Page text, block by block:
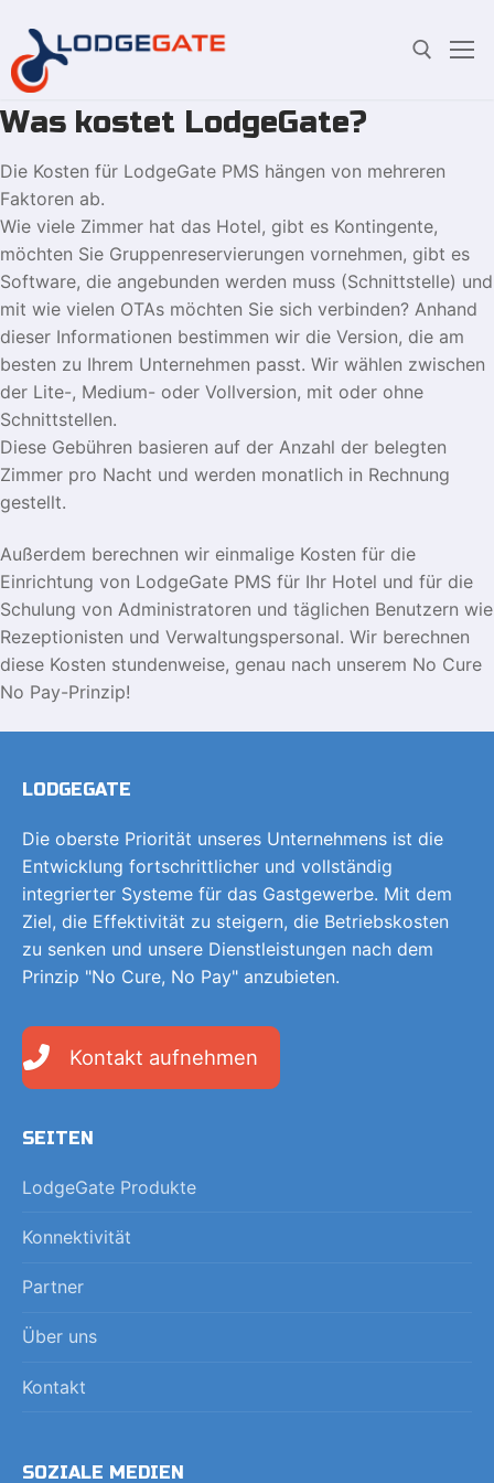
Zum
springen
Suchen Sie nach:
Was kostet LodgeGate?
Die Kosten für LodgeGate PMS hängen von mehreren
Faktoren ab.
Wie viele Zimmer hat das Hotel, gibt es Kontingente,
möchten Sie Gruppenreservierungen vornehmen, gibt es
Software, die angebunden werden muss (Schnittstelle) und
mit wie vielen OTAs möchten Sie sich verbinden? Anhand
dieser Informationen bestimmen wir die Version, die am
besten zu Ihrem Unternehmen passt. Wir wählen zwischen
der Lite-, Medium- oder Vollversion, mit oder ohne
Schnittstellen.
Diese Gebühren basieren auf der Anzahl der belegten
Zimmer pro Nacht und werden monatlich in Rechnung
gestellt.
Außerdem berechnen wir einmalige Kosten für die
Einrichtung von LodgeGate PMS für Ihr Hotel und für die
Schulung von Administratoren und täglichen Benutzern wie
Rezeptionisten und Verwaltungspersonal. Wir berechnen
diese Kosten stundenweise, genau nach unserem No Cure
No Pay-Prinzip!
LODGEGATE
Die oberste Priorität unseres Unternehmens ist die
Entwicklung fortschrittlicher und vollständig
integrierter Systeme für das Gastgewerbe. Mit dem
Ziel, die Effektivität zu steigern, die Betriebskosten
zu senken und unsere Dienstleistungen nach dem
Prinzip "No Cure, No Pay" anzubieten.
Kontakt aufnehmen
SEITEN
LodgeGate Produkte
Konnektivität
Partner
Über uns
Kontakt
SOZIALE MEDIEN